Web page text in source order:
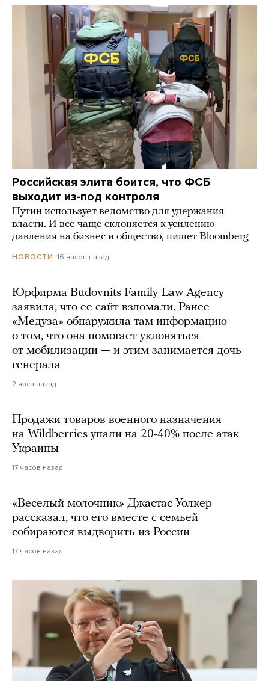
Российская элита боится, что ФСБ
выходит из-под контроля
Путин использует ведомство для удержания
власти. И все чаще склоняется к усилению
давления на бизнес и общество, пишет Bloomberg
НОВОСТИ 16 часов назад
Юрфирма Budovnits Family Law Agency
заявила, что ее сайт взломали. Ранее
«Медуза» обнаружила там информацию
о том, что она помогает уклоняться
от мобилизации — и этим занимается дочь
генерала
2 часа назад
Продажи товаров военного назначения
на Wildberries упали на 20-40% после атак
Украины
17 часов назад
«Веселый молочник» Джастас Уолкер
рассказал, что его вместе с семьей
собираются выдворить из России
17 часов назад